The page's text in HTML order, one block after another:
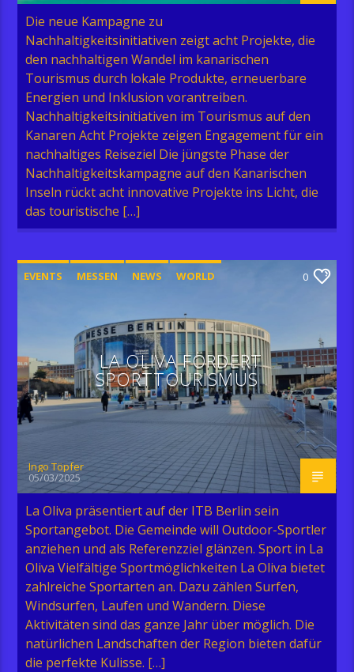
Die neue Kampagne zu
Nachhaltigkeitsinitiativen zeigt acht Projekte, die
den nachhaltigen Wandel im kanarischen
Tourismus durch lokale Produkte, erneuerbare
Energien und Inklusion vorantreiben.
Nachhaltigkeitsinitiativen im Tourismus auf den
Kanaren Acht Projekte zeigen Engagement für ein
nachhaltiges Reiseziel Die jüngste Phase der
Nachhaltigkeitskampagne auf den Kanarischen
Inseln rückt acht innovative Projekte ins Licht, die
das touristische […]
EVENTS MESSEN NEWS WORLD 0
LA OLIVA FÖRDERT
SPORTTOURISMUS
Ingo Töpfer
05/03/2025
La Oliva präsentiert auf der ITB Berlin sein
Sportangebot. Die Gemeinde will Outdoor-Sportler
anziehen und als Referenzziel glänzen. Sport in La
Oliva Vielfältige Sportmöglichkeiten La Oliva bietet
zahlreiche Sportarten an. Dazu zählen Surfen,
Windsurfen, Laufen und Wandern. Diese
Aktivitäten sind das ganze Jahr über möglich. Die
natürlichen Landschaften der Region bieten dafür
die perfekte Kulisse. […]